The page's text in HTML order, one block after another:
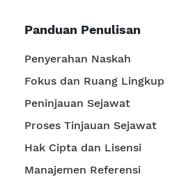
Panduan Penulisan
Penyerahan Naskah
Fokus dan Ruang Lingkup
Peninjauan Sejawat
Proses Tinjauan Sejawat
Hak Cipta dan Lisensi
Manajemen Referensi